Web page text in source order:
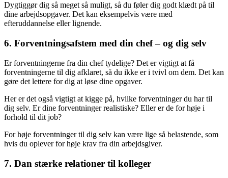
Dygtiggør dig så meget så muligt, så du føler dig godt klædt på til
dine arbejdsopgaver. Det kan eksempelvis være med
efteruddannelse eller lignende.
6. Forventningsafstem med din chef – og dig selv
Er forventningerne fra din chef tydelige? Det er vigtigt at få
forventningerne til dig afklaret, så du ikke er i tvivl om dem. Det kan
gøre det lettere for dig at løse dine opgaver.
Her er det også vigtigt at kigge på, hvilke forventninger du har til
dig selv. Er dine forventninger realistiske? Eller er de for høje i
forhold til dit job?
For høje forventninger til dig selv kan være lige så belastende, som
hvis du oplever for høje krav fra din arbejdsgiver.
7. Dan stærke relationer til kolleger